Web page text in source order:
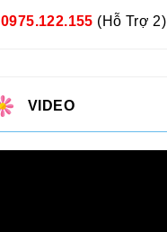
0975.122.155 (Hỗ Trợ 2)
VIDEO